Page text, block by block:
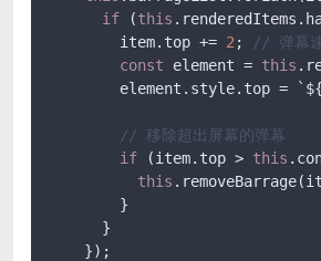
if (this
        item.top +=
2 ;
// 弹幕
const element = this
element.style.top =
// 移除超出屏幕的弹幕
if (item.top > this
this
        }
      }
    });